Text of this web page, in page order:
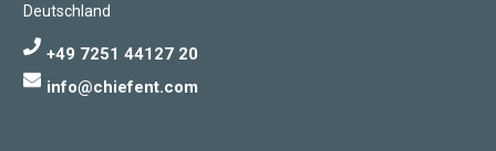
Deutschland
+49 7251 44127 20
info@chiefent.com